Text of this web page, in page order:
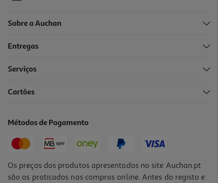
Sobre a Auchan
Entregas
Serviços
Cartões
Métodos de Pagamento
Os preços dos produtos apresentados no site Auchan.pt
são os praticados nas compras online. Antes do registo e